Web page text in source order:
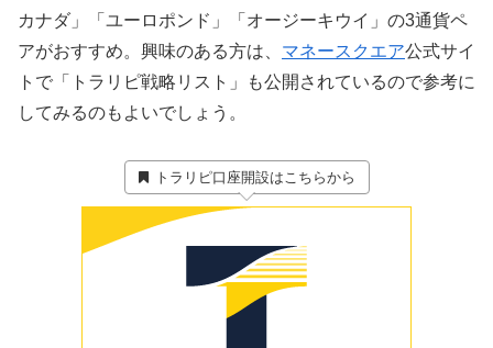
カナダ」「ユーロポンド」「オージーキウイ」の3通貨ペ
アがおすすめ。興味のある方は、 マネースクエア公式サイ
トで「トラリピ戦略リスト」も公開されているので参考に
してみるのもよいでしょう。
トラリピ口座開設はこちらから